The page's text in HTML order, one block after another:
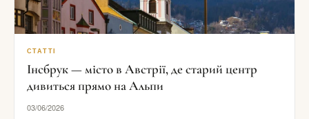
СТАТТІ
Інсбрук — місто в Австрії, де старий центр
дивиться прямо на Альпи
03/06/2026